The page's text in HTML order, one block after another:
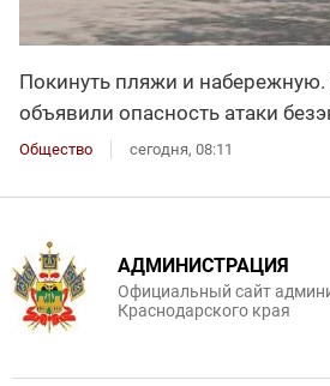
Покинуть пляжи и
объявили опасность атаки
Общество сегодня, 08:11
АДМИНИСТРАЦИЯ
Официальный сайт
Краснодарского края